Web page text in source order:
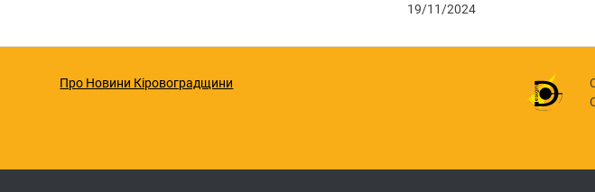
19/11/2024
Про Новини Кіровоградщини